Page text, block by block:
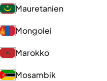
Mauretanien
Mongolei
Marokko
Mosambik